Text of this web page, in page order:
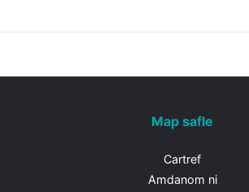
Map safle
Cartref
Amdanom ni